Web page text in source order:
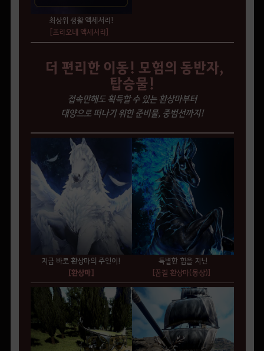
최상위 생활 액세서리!
[프리오네 액세서리]
더 편리한 이동! 모험의 동반자,
탑승물!
접속만해도 획득할 수 있는 환상마부터
대양으로 떠나기 위한 준비물, 중범선까지!
지금 바로 환상마의 주인이!
[환상마]
특별한 힘을 지닌
[꿈결 환상마(몽상)]